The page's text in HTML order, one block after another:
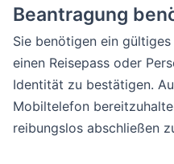
Beantragung
Sie benötigen ein
einen Reisepass oder
Identität zu bestätigen.
Mobiltelefon
reibungslos abschließen